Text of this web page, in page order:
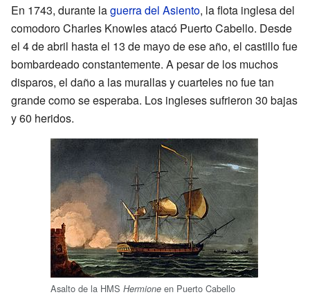
En 1743, durante laguerra del Asiento, la flota inglesa del
comodoro Charles Knowles atacó Puerto Cabello. Desde
el 4 de abril hasta el 13 de mayo de ese año, el castillo fue
bombardeado constantemente. A pesar de los muchos
disparos, el daño a las murallas y cuarteles no fue tan
grande como se esperaba. Los ingleses sufrieron 30 bajas
y 60 heridos.
Asalto de la HMS Hermione en Puerto Cabello